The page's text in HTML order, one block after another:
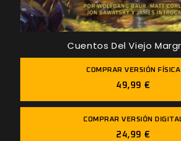
Cuentos Del Viejo
COMPRAR VERSIÓN FÍSICA
49,99 €
COMPRAR VERSIÓN
24,99 €